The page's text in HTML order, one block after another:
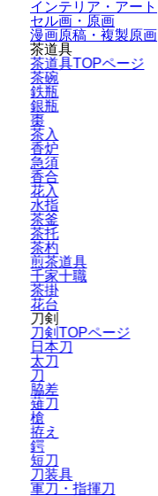
インテリア・ アート
セル画・原画
漫画原稿・複製原画
茶道具
茶道具TOPページ
茶碗
鉄瓶
銀瓶
棗
茶入
香炉
急須
香合
花入
水指
茶釜
茶托
茶杓
煎茶道具
千家十職
茶掛
花台
刀剣
刀剣TOPページ
日本刀
太刀
刀
脇差
薙刀
槍
拵え
鍔
短刀
刀装具
軍刀・指揮刀